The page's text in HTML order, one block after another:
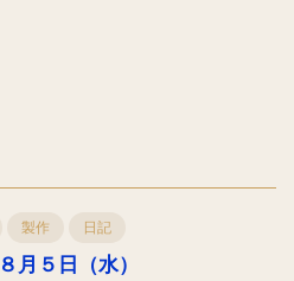
製作 日記
月５日（水）